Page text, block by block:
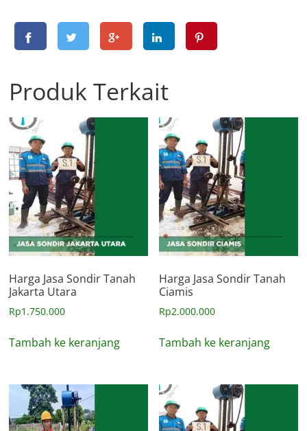
Produk Terkait
Harga Jasa Sondir Tanah
Jakarta Utara
Rp1.750.000
Tambah ke keranjang
Harga Jasa Sondir Tanah
Ciamis
Rp2.000.000
Tambah ke keranjang